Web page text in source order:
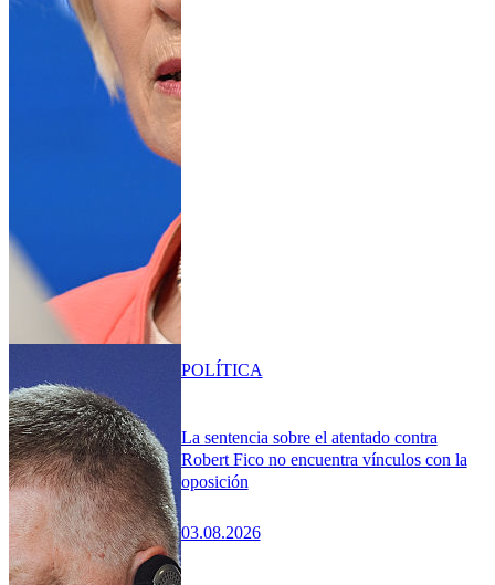
La sentencia sobre el atentado contra
Robert Fico no encuentra vínculos con la
oposición
03.08.2026
POLÍTICA